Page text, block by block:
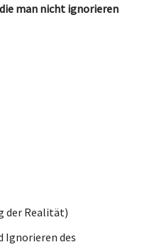
man nicht ignorieren
der Realität)
Ignorieren des